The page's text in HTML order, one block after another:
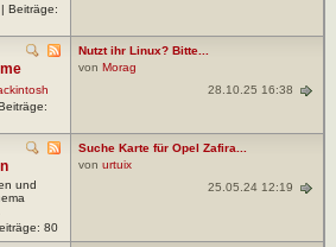
Beiträge:
Nutzt ihr Linux? Bitte...
von Morag
28.10.25 16:38
und
80
Suche Karte für Opel Zafira...
von urtuix
25.05.24 12:19